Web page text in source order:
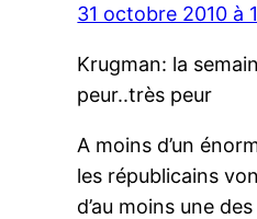
31 octobre 2010 à
Krugman: la
peur..très peur
A moins d’un
les républicains
d’au moins une